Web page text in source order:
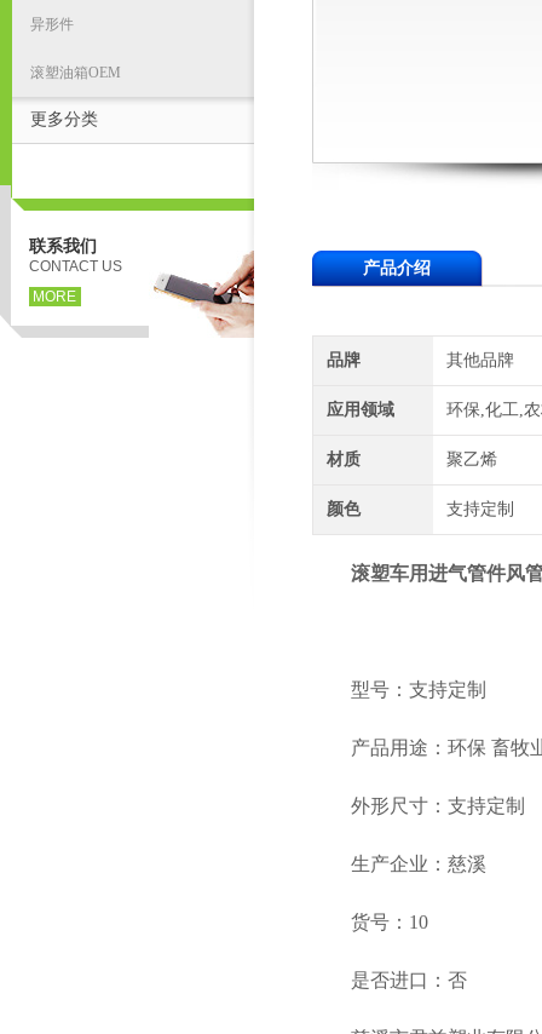
异形件
滚塑油箱OEM
更多分类
联系我们
CONTACT US
MORE
产品介绍
品牌 其他品牌
应用领域 环保,化工,
材质 聚乙烯
颜色 支持定制
滚塑车用进气管件风
型号：支持定制
产品用途：环保 畜牧业
外形尺寸：支持定制
生产企业：慈溪
货号：10
是否进口：否